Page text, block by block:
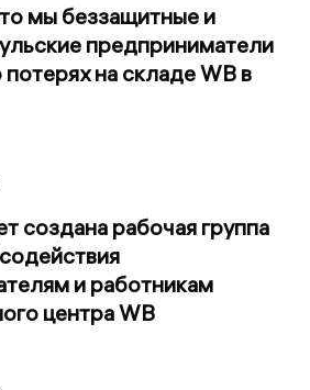
мы беззащитные и
предприниматели
потерях на складе WB в
создана рабочая группа
и работникам
центра WB